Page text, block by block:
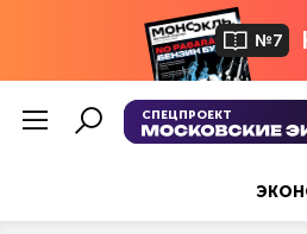
№7
СПЕЦПРОЕКТ